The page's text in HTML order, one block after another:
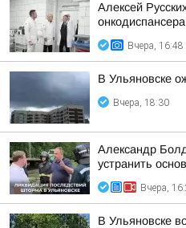
Алексей
онкодиспансера
Вчера, 16:48
В Ульяновске
Вчера, 18:30
Александр
устранить
Вчера,
В Ульяновске